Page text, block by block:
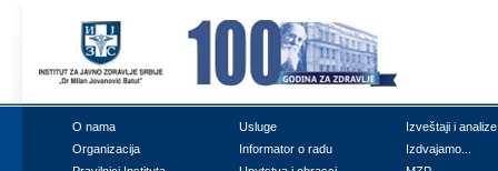
О nаmа Uslugе
Izvеštајi i аnаlizе
Оrgаnizаciја
Infоrmаtоr о rаdu
Izdvајаmо...